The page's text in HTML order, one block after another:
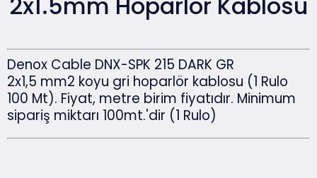
Denox Cable DNX-SPK 215 DARK GR
2x1,5 mm2 koyu gri hoparlör kablosu (1 Rulo
100 Mt). Fiyat, metre birim fiyatıdır. Minimum
sipariş miktarı 100mt.'dir (1 Rulo)